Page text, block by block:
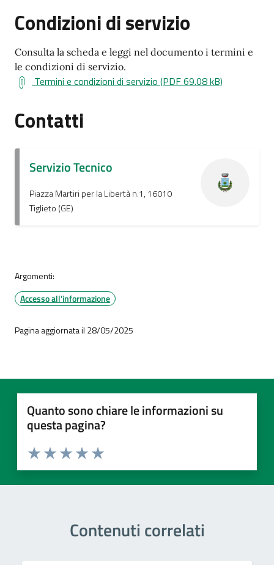
Condizioni di servizio
Consulta la scheda e leggi nel documento i termini e
le condizioni di servizio.
Termini e condizioni di servizio (PDF 69.08 kB)
Contatti
Servizio Tecnico
Piazza Martiri per la Libertà n.1, 16010
Tiglieto (GE)
Argomenti:
Accesso all'informazione
Pagina aggiornata il 28/05/2025
Quanto sono chiare le informazioni su
questa pagina?
Valuta 5 stelle su 5
Valuta 4 stelle su 5
Valuta 3 stelle su 5
Valuta 2 stelle su 5
Valuta 1 stelle su 5
Contenuti correlati